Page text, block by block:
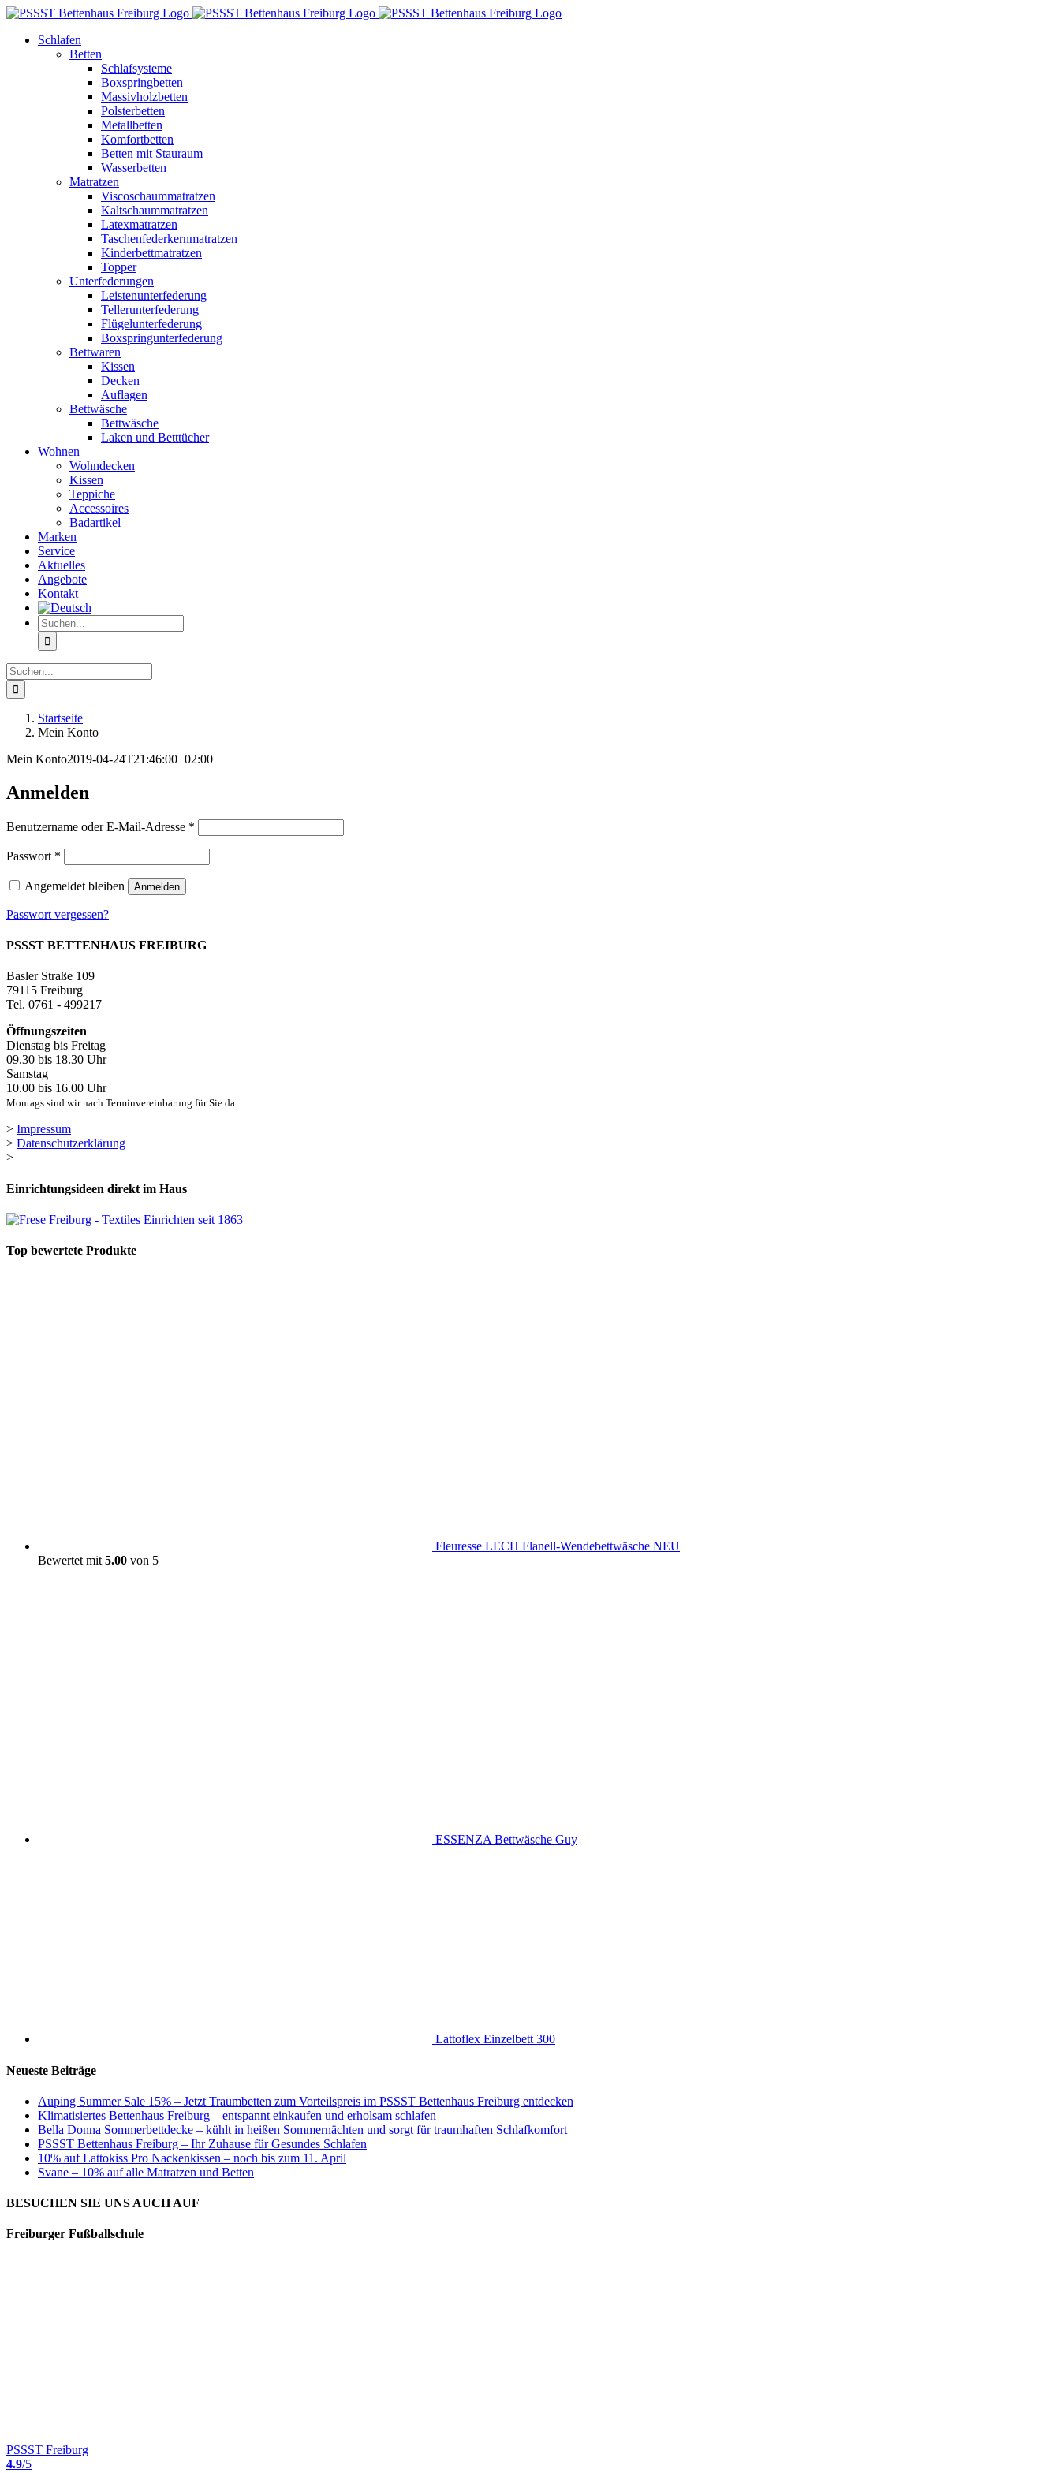
Zum
springenSchlafen
Betten
Schlafsysteme
Boxspringbetten
Massivholzbetten
Polsterbetten
Metallbetten
Komfortbetten
Betten mit Stauraum
Wasserbetten
Matratzen
Viscoschaummatratzen
Kaltschaummatratzen
Latexmatratzen
Taschenfederkernmatratzen
Kinderbettmatratzen
Topper
Unterfederungen
Leistenunterfederung
Tellerunterfederung
Flügelunterfederung
Boxspringunterfederung
Bettwaren
Kissen
Decken
Auflagen
Bettwäsche
Bettwäsche
Laken und Betttücher
Wohnen
Wohndecken
Kissen
Teppiche
Accessoires
Badartikel
Marken
Service
Aktuelles
Angebote
Kontakt
Suche
nach:
Suche
nach:
Startseite
Mein Konto
Mein Konto2019-04-24T21:46:00+02:00
Anmelden
Benutzername oder E-Mail-Adresse *
Passwort *
Angemeldet bleiben Anmelden
Passwort vergessen?
PSSST BETTENHAUS FREIBURG
Basler Straße 109
79115 Freiburg
Tel. 0761 - 499217
Öffnungszeiten
Dienstag bis Freitag
09.30 bis 18.30 Uhr
Samstag
10.00 bis 16.00 Uhr
Montags sind wir nach Terminvereinbarung für Sie da.
> Impressum
> Datenschutzerklärung
>
Einrichtungsideen direkt im Haus
Top bewertete Produkte
Fleuresse LECH Flanell-Wendebettwäsche NEU
Bewertet mit5.00 von 5
ESSENZA Bettwäsche Guy
Lattoflex Einzelbett 300
Neueste Beiträge
Auping Summer Sale 15% – Jetzt Traumbetten zum Vorteilspreis im PSSST Bettenhaus Freiburg entdecken
Klimatisiertes Bettenhaus Freiburg – entspannt einkaufen und erholsam schlafen
Bella Donna Sommerbettdecke – kühlt in heißen Sommernächten und sorgt für traumhaften Schlafkomfort
PSSST Bettenhaus Freiburg – Ihr Zuhause für Gesundes Schlafen
10% auf Lattokiss Pro Nackenkissen – noch bis zum 11. April
Svane – 10% auf alle Matratzen und Betten
BESUCHEN SIE UNS AUCH AUF
Freiburger Fußballschule
PSSST Freiburg
4.9/5